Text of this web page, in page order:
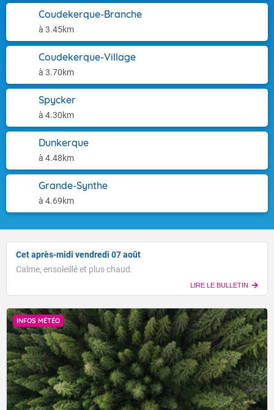
Coudekerque-Branche
à 3.45km
Coudekerque-Village
à 3.70km
Spycker
à 4.30km
Dunkerque
à 4.48km
Grande-Synthe
à 4.69km
Cet après-midi vendredi 07 août
Calme, ensoleillé et plus chaud.
LIRE LE BULLETIN
INFOS MÉTÉO